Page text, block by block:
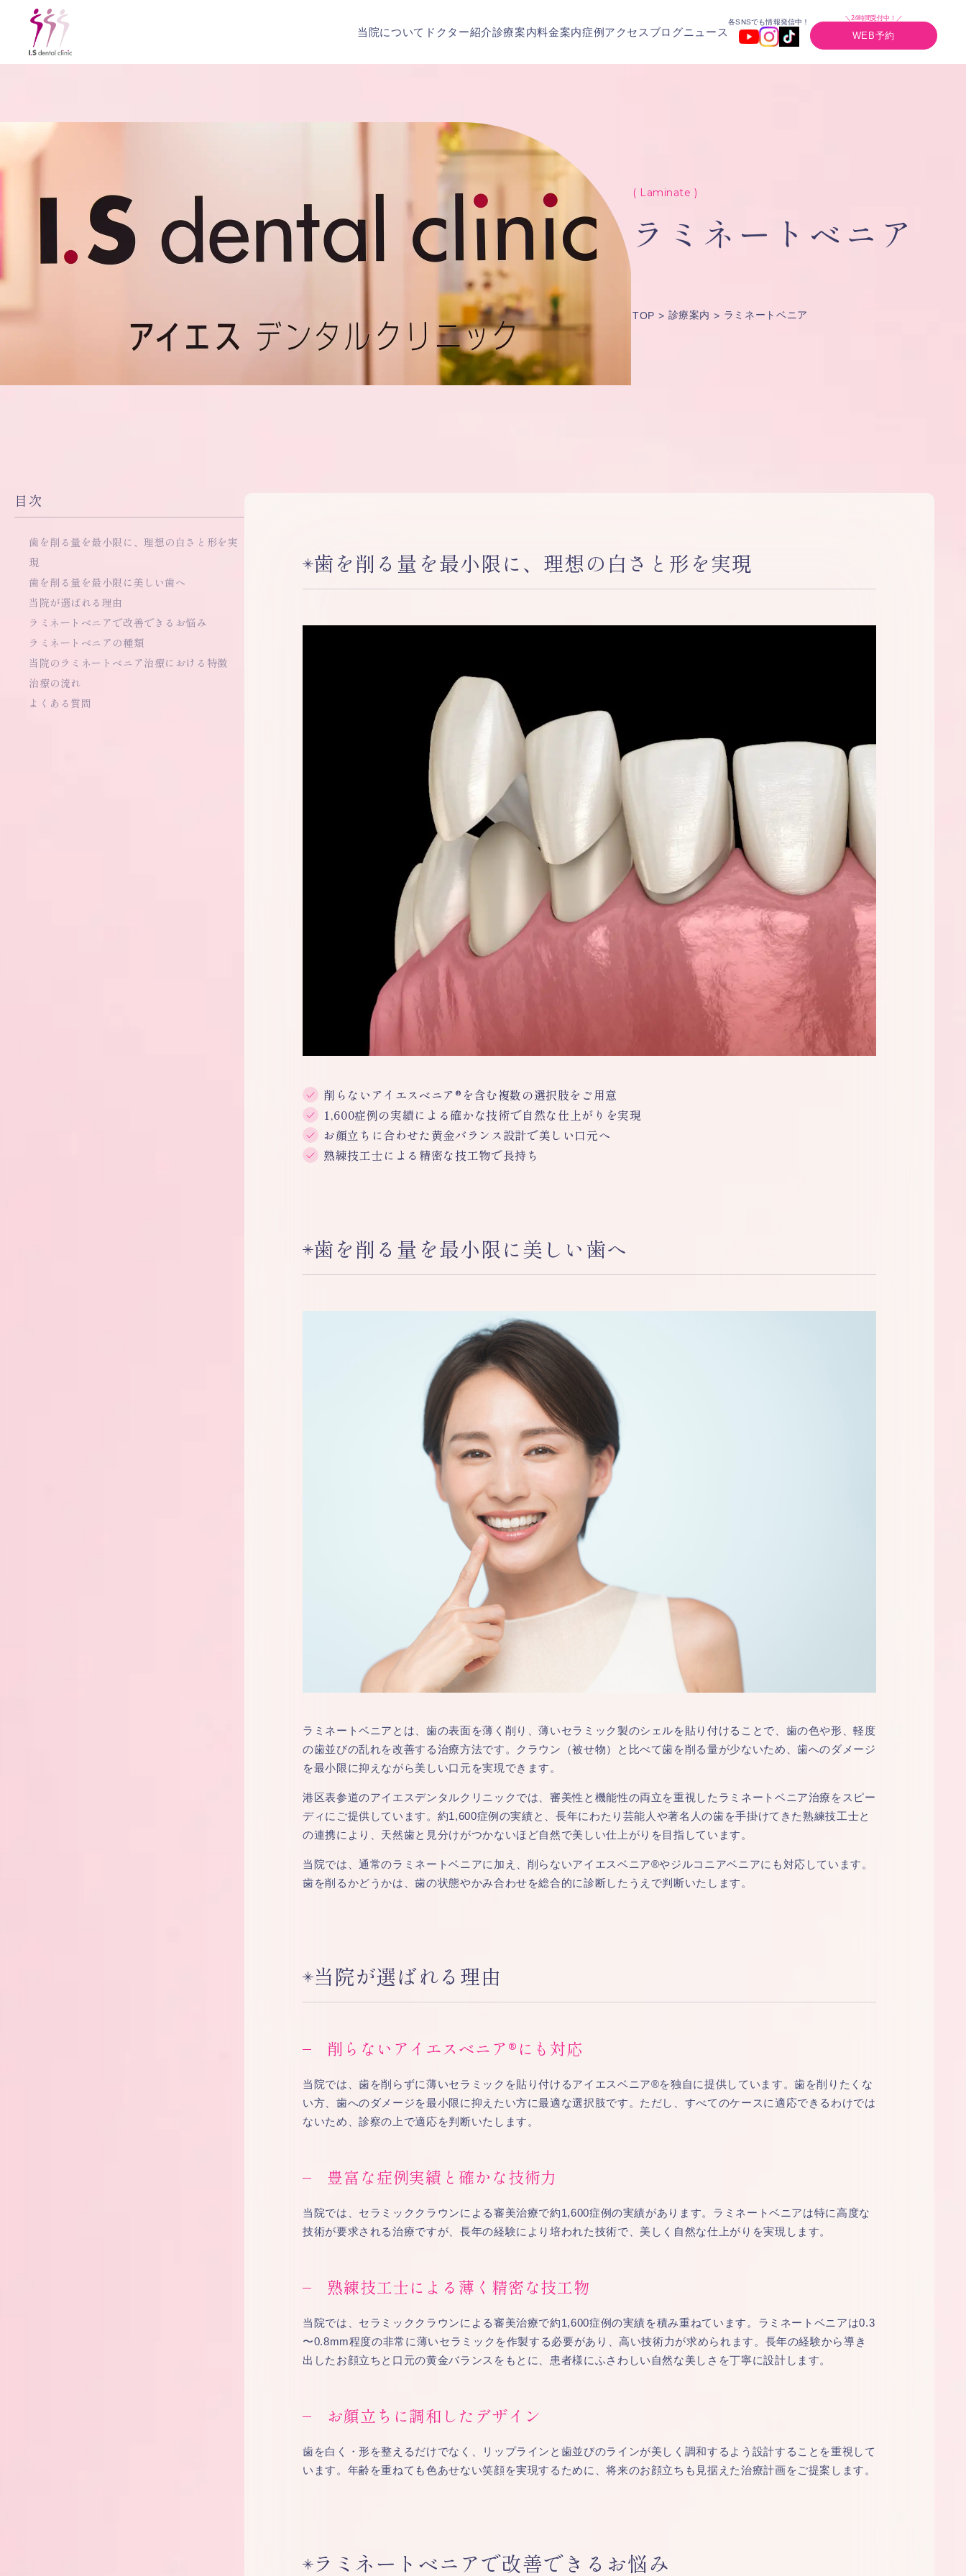
当院について ドクター紹介診療案内料金案内症例アクセス ブログニュース
各SNSでも情報発信中！
＼24時間受付中！／
WEB予約
( Laminate )
ラミネートベニア
TOP 診療案内 ラミネートベニア
目次
歯を削る量を最小限に、理想の白さと形を実
現
歯を削る量を最小限に美しい歯へ
当院が選ばれる理由
ラミネートベニアで改善できるお悩み
ラミネートベニアの種類
当院のラミネートベニア治療における特徴
治療の流れ
よくある質問
歯を削る量を最小限に、理想の白さと形を実現
削らないアイエスベニア®を含む複数の選択肢をご用意
1,600症例の実績による確かな技術で自然な仕上がりを実現
お顔立ちに合わせた黄金バランス設計で美しい口元へ
熟練技工士による精密な技工物で長持ち
歯を削る量を最小限に美しい歯へ
ラミネートベニアとは、歯の表面を薄く削り、薄いセラミック製のシェルを貼り付けることで、歯の色や形、軽度
の歯並びの乱れを改善する治療方法です。クラウン（被せ物）と比べて歯を削る量が少ないため、歯へのダメージ
を最小限に抑えながら美しい口元を実現できます。
港区表参道のアイエスデンタルクリニックでは、審美性と機能性の両立を重視したラミネートベニア治療をスピー
ディにご提供しています。約1,600症例の実績と、長年にわたり芸能人や著名人の歯を手掛けてきた熟練技工士と
の連携により、天然歯と見分けがつかないほど自然で美しい仕上がりを目指しています。
当院では、通常のラミネートベニアに加え、削らないアイエスベニア®やジルコニアベニアにも対応しています。
歯を削るかどうかは、歯の状態やかみ合わせを総合的に診断したうえで判断いたします。
当院が選ばれる理由
削らないアイエスベニア®にも対応
当院では、歯を削らずに薄いセラミックを貼り付けるアイエスベニア®を独自に提供しています。歯を削りたくな
い方、歯へのダメージを最小限に抑えたい方に最適な選択肢です。ただし、すべてのケースに適応できるわけでは
ないため、診察の上で適応を判断いたします。
豊富な症例実績と確かな技術力
当院では、セラミッククラウンによる審美治療で約1,600症例の実績があります。ラミネートベニアは特に高度な
技術が要求される治療ですが、長年の経験により培われた技術で、美しく自然な仕上がりを実現します。
熟練技工士による薄く精密な技工物
当院では、セラミッククラウンによる審美治療で約1,600症例の実績を積み重ねています。ラミネートベニアは0.3
〜0.8mm程度の非常に薄いセラミックを作製する必要があり、高い技術力が求められます。長年の経験から導き
出したお顔立ちと口元の黄金バランスをもとに、患者様にふさわしい自然な美しさを丁寧に設計します。
お顔立ちに調和したデザイン
歯を白く・形を整えるだけでなく、リップラインと歯並びのラインが美しく調和するよう設計することを重視して
います。年齢を重ねても色あせない笑顔を実現するために、将来のお顔立ちも見据えた治療計画をご提案します。
ラミネートベニアで改善できるお悩み